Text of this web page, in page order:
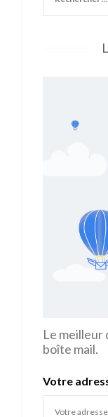
Le meilleur
boîte mail.
Votre